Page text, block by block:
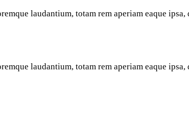
laudantium, totam rem aperiam eaque
laudantium, totam rem aperiam eaque